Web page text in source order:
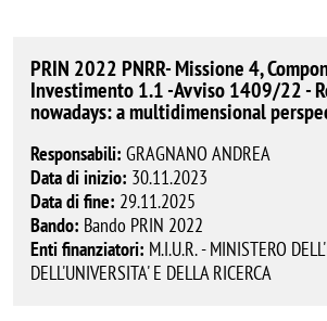
PRIN 2022 PNRR- Missione 4,
Investimento 1.1 -Avviso 1409/22 -
nowadays: a multidimensional
Responsabili: GRAGNANO ANDREA
Data di inizio: 30.11.2023
Data di fine: 29.11.2025
Bando: Bando PRIN 2022
Enti finanziatori: M.I.U.R. - MINISTERO
DELL'UNIVERSITA' E DELLA RICERCA